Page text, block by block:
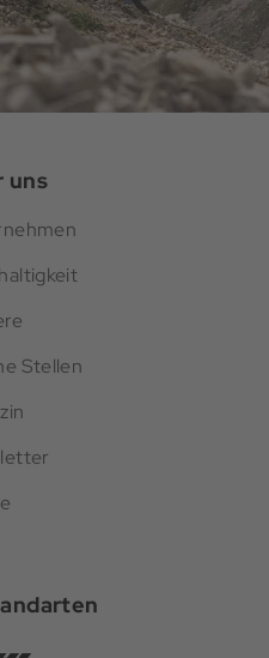
uns
Stellen